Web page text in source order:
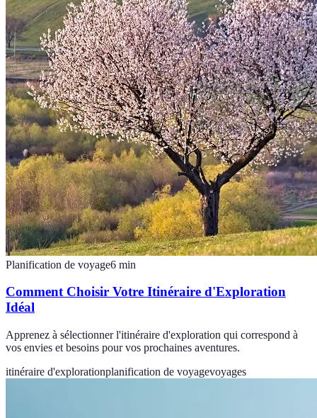
Planification de voyage6 min
Comment Choisir Votre Itinéraire d'Exploration
Idéal
Apprenez à sélectionner l'itinéraire d'exploration qui correspond à
vos envies et besoins pour vos prochaines aventures.
itinéraire d'explorationplanification de voyagevoyages